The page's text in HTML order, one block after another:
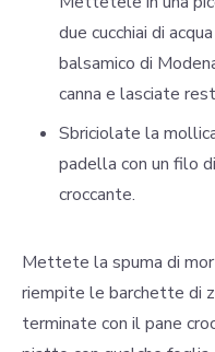
due cucchiai di
balsamico di
canna e lasciate
Sbriciolate la
padella con un filo
croccante.
Mettete la spuma di
riempite le barchette di
terminate con il pane